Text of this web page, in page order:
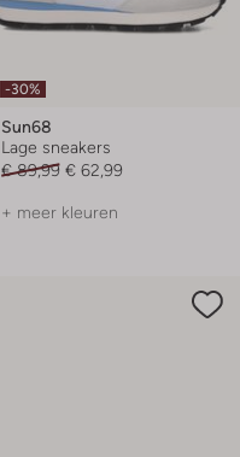
-30%
Sun68
Lage sneakers
€ 89,99 € 62,99
+ meer kleuren